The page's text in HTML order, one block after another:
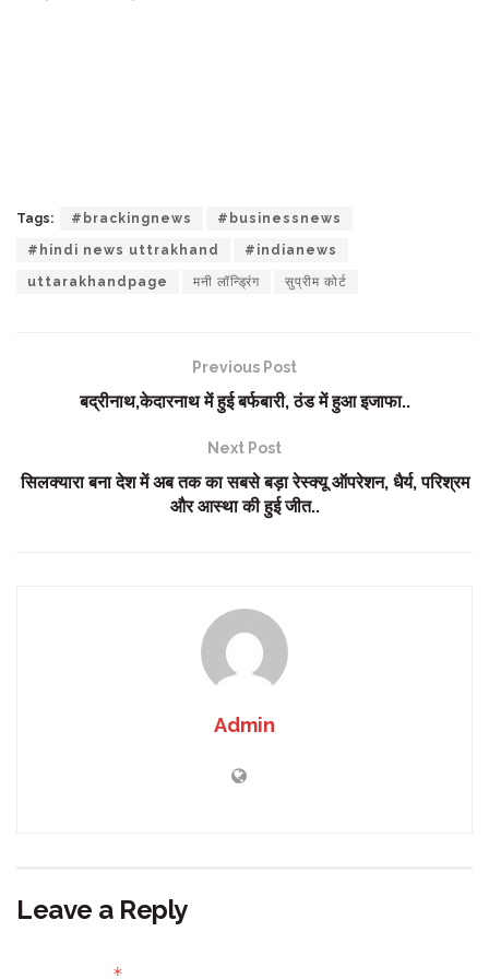
Tags: #brackingnews #businessnews
#hindi news uttrakhand #indianews
uttarakhandpage मनी लॉन्ड्रिंग सुप्रीम कोर्ट
Previous Post
बद्रीनाथ,केदारनाथ में हुई बर्फबारी, ठंड में हुआ इजाफा..
Next Post
सिलक्यारा बना देश में अब तक का सबसे बड़ा रेस्क्यू ऑपरेशन, धैर्य, परिश्रम
और आस्था की हुई जीत..
Admin
Leave a Reply
*